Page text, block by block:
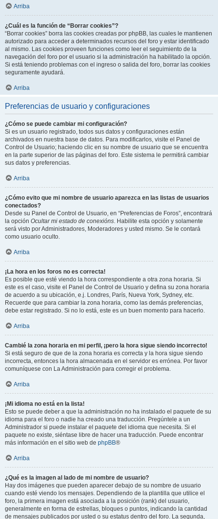
Arriba
¿Cuál es la función de “Borrar cookies”?
“Borrar cookies” borra las cookies creadas por phpBB, las cuales le mantienen
autorizado para acceder a determinados recursos del foro y estar identificado
al mismo. Las cookies proveen funciones como leer el seguimiento de la
navegación del foro por el usuario si la administración ha habilitado la opción.
Si está teniendo problemas con el ingreso o salida del foro, borrar las cookies
seguramente ayudará.
Arriba
Preferencias de usuario y configuraciones
¿Cómo se puede cambiar mi configuración?
Si es un usuario registrado, todos sus datos y configuraciones están
archivados en nuestra base de datos. Para modificarlos, visite el Panel de
Control de Usuario; haciendo clic en su nombre de usuario que se encuentra
en la parte superior de las páginas del foro. Este sistema le permitirá cambiar
sus datos y preferencias.
Arriba
¿Cómo evito que mi nombre de usuario aparezca en las listas de usuarios
conectados?
Desde su Panel de Control de Usuario, en “Preferencias de Foros”, encontrará
la opción Ocultar mi estado de conexións. Habilite esta opción y solamente
será visto por Administradores, Moderadores y usted mismo. Se le contará
como usuario oculto.
Arriba
¡La hora en los foros no es correcta!
Es posible que esté viendo la hora correspondiente a otra zona horaria. Si
este es el caso, visite el Panel de Control de Usuario y defina su zona horaria
de acuerdo a su ubicación, e.j. Londres, París, Nueva York, Sydney, etc.
Recuerde que para cambiar la zona horaria, como las demás preferencias,
debe estar registrado. Si no lo está, este es un buen momento para hacerlo.
Arriba
Cambié la zona horaria en mi perfil, ¡pero la hora sigue siendo incorrecto!
Si está seguro de que de la zona horaria es correcta y la hora sigue siendo
incorrecta, entonces la hora almacenada en el servidor es errónea. Por favor
comuníquese con La Administración para corregir el problema.
Arriba
¡Mi idioma no está en la lista!
Esto se puede deber a que la administración no ha instalado el paquete de su
idioma para el foro o nadie ha creado una traducción. Pregúntele a un
Administrador si puede instalar el paquete del idioma que necesita. Si el
paquete no existe, siéntase libre de hacer una traducción. Puede encontrar
más información en el sitio web de phpBB®
Arriba
¿Qué es la imagen al lado de mi nombre de usuario?
Hay dos imágenes que pueden aparecer debajo de su nombre de usuario
cuando esté viendo los mensajes. Dependiendo de la plantilla que utilice el
foro, la primera imagen está asociada a la posición (rank) del usuario,
generalmente en forma de estrellas, bloques o puntos, indicando la cantidad
de mensajes publicados por usted o su estatus dentro del foro. La segunda,